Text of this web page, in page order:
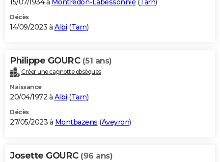
15/07/1934 à Montredon-Labessonnié (Tarn)
Décès
14/09/2023 à Albi (Tarn)
Philippe GOURC (51 ans)
Créer une cagnotte obsèques
Naissance
20/04/1972 à Albi (Tarn)
Décès
27/05/2023 à Montbazens (Aveyron)
Josette GOURC (96 ans)